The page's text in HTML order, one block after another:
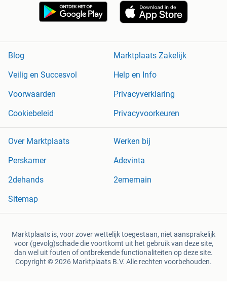
Blog
Marktplaats Zakelijk
Veilig en Succesvol
Help en Info
Voorwaarden
Privacyverklaring
Cookiebeleid
Privacyvoorkeuren
Over Marktplaats
Werken bij
Perskamer
Adevinta
2dehands
2ememain
Sitemap
Marktplaats is, voor zover wettelijk toegestaan, niet aansprakelijk
voor (gevolg)schade die voortkomt uit het gebruik van deze site,
dan wel uit fouten of ontbrekende functionaliteiten op deze site.
Copyright © 2026 Marktplaats B.V. Alle rechten voorbehouden.